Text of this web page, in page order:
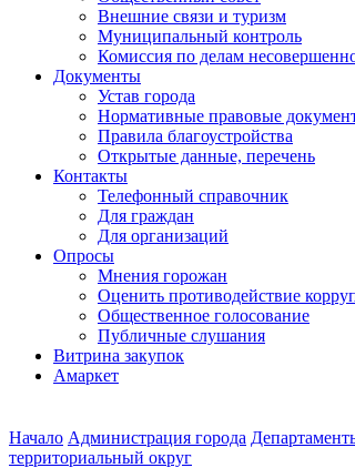
Внешние связи и туризм
Муниципальный контроль
Комиссия по делам
Документы
Устав города
Нормативные правовые
Правила благоустройства
Открытые данные, перечень
Контакты
Телефонный справочник
Для граждан
Для организаций
Опросы
Мнения горожан
Оценить противодействие
Общественное голосование
Публичные слушания
Витрина закупок
Амаркет
Начало Администрация города
территориальный округ